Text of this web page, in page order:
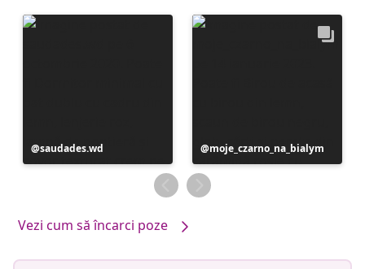
Postare
publicată
saudades.wd
Postare
publicată
de
moje_czarno_na_bialym
Vezi cum să încarci poze